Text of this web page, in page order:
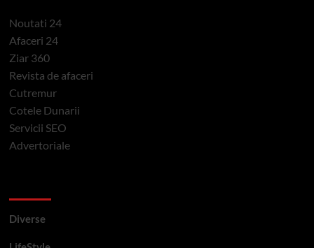
Noutati 24
Afaceri 24
Ziar 360
Revista de afaceri
Cutremur
Cotele Dunarii
Servicii SEO
Advertoriale
Diverse